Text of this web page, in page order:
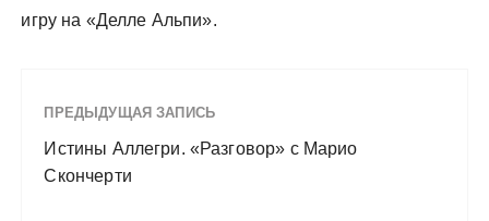
игру на «Делле Альпи».
ПРЕДЫДУЩАЯ ЗАПИСЬ
Истины Аллегри. «Разговор» с Марио
Скончерти